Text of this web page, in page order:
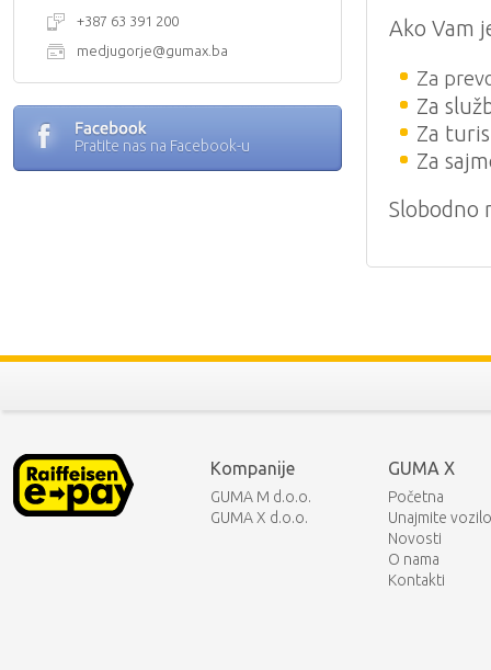
+387 63 391 200
medjugorje@gumax.ba
Pratite nas na Facebook-u
Ako Vam
Za
Za
Za
Za
Slobodno
Kompanije
GUMA M d.o.o.
GUMA X d.o.o.
GUMA X
Početna
Unajmite vozilo
Novosti
O nama
Kontakti